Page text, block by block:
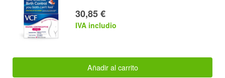
30,85 €
IVA includio
Añadir al carrito